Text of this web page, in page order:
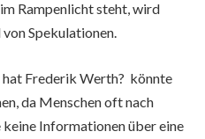
Rampenlicht steht, wird
Spekulationen.
Frederik Werth? könnte
da Menschen oft nach
keine Informationen über eine